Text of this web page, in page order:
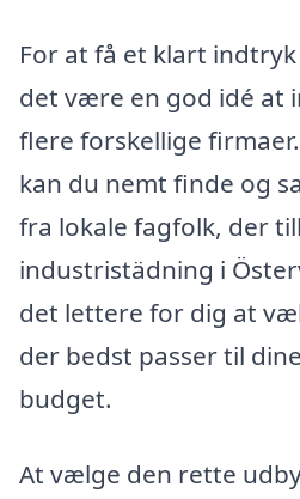
For at få et klart
det være en god idé at
flere forskellige
kan du nemt finde og
fra lokale fagfolk, der
industristädning i
det lettere for dig at
der bedst passer til
budget.
At vælge den rette